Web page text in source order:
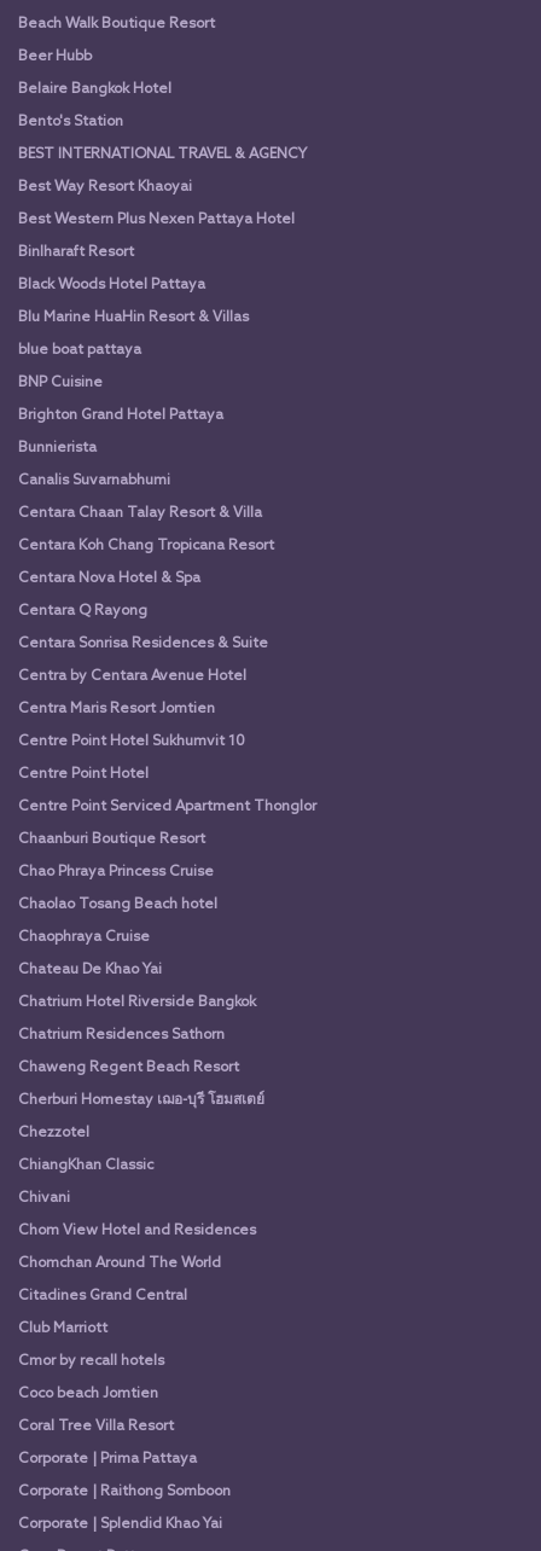
Beach Walk Boutique Resort
Beer Hubb
Belaire Bangkok Hotel
Bento's Station
BEST INTERNATIONAL TRAVEL & AGENCY
Best Way Resort Khaoyai
Best Western Plus Nexen Pattaya Hotel
Binlharaft Resort
Black Woods Hotel Pattaya
Blu Marine HuaHin Resort & Villas
blue boat pattaya
BNP Cuisine
Brighton Grand Hotel Pattaya
Bunnierista
Canalis Suvarnabhumi
Centara Chaan Talay Resort & Villa
Centara Koh Chang Tropicana Resort
Centara Nova Hotel & Spa
Centara Q Rayong
Centara Sonrisa Residences & Suite
Centra by Centara Avenue Hotel
Centra Maris Resort Jomtien
Centre Point Hotel Sukhumvit 10
Centre Point Hotel
Centre Point Serviced Apartment Thonglor
Chaanburi Boutique Resort
Chao Phraya Princess Cruise
Chaolao Tosang Beach hotel
Chaophraya Cruise
Chateau De Khao Yai
Chatrium Hotel Riverside Bangkok
Chatrium Residences Sathorn
Chaweng Regent Beach Resort
Cherburi Homestay เฌอ-บุรี โฮมสเตย์
Chezzotel
ChiangKhan Classic
Chivani
Chom View Hotel and Residences
Chomchan Around The World
Citadines Grand Central
Club Marriott
Cmor by recall hotels
Coco beach Jomtien
Coral Tree Villa Resort
Corporate | Prima Pattaya
Corporate | Raithong Somboon
Corporate | Splendid Khao Yai